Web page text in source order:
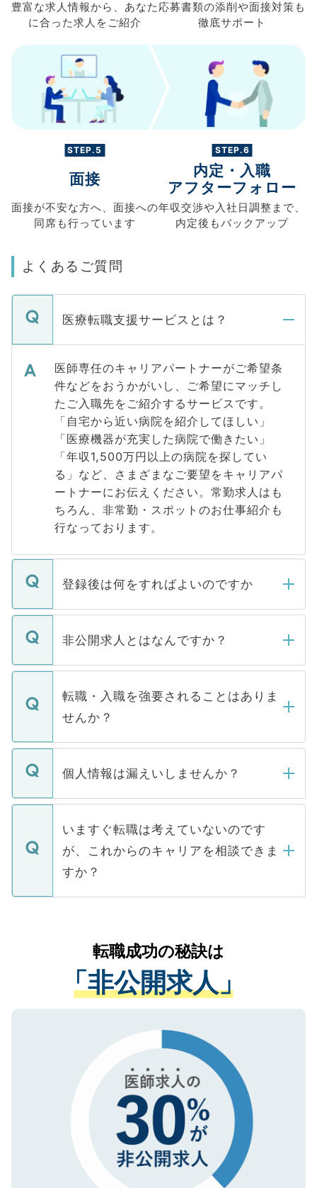
豊富な求人情報から、 あなた
に合った求人を ご紹介
応募書類の添削や面接対策も
徹底サポート
STEP.5
面接
面接が不安な方へ、 面接への
同席も行っています
STEP.6
内定・入職
アフターフォロー
年収交渉や入社日調整まで、
内定後もバックアップ
よくあるご質問
医療転職支援サービスとは？
医師専任のキャリアパートナーがご希望条
件などをおうかがいし、ご希望にマッチし
たご入職先をご紹介するサービスです。
「自宅から近い病院を紹介してほしい」
「医療機器が充実した病院で働きたい」
「年収1,500万円以上の病院を探してい
る」など、さまざまなご要望をキャリアパ
ートナーにお伝えください。常勤求人はも
ちろん、非常勤・スポットのお仕事紹介も
行なっております。
登録後は何をすればよいのですか
ご登録いただきましたら、弊社担当者がご
登録内容を確認し、その後メールもしくは
ます。通常、5営業日以内にはご連絡をせて
いただきますので、しばらくお待ちくださ
い。
非公開求人とはなんですか？
マイナビDOCTORで取り扱っている求人の
うち約3割は、Webサイトからご覧いただ
けない「非公開求人」です。非公開求人は
下記の理由によって、一般には公開してい
ません。
■応募殺到を避けるため 人気のある医療機
関を公にしてしまうと、応募が殺到する場
に、医療機関が求める条件に合った人材の
みを人材紹介会社に依頼するケースが増え
ています。
転職・入職を強要されることはありま
せんか？
転職・入職を強要することは一切ありませ
ん。また、仮に応募先から内定をいただい
定を承諾する必要はありません。内定先へ
の辞退の連絡はキャリアパートナーが行い
ますので、ご安心ください。
個人情報は漏えいしませんか？
個人情報が漏えいすることはありませんの
で、ご安心ください。当サイトからの登録
などで収集したご登録者様の個人情報は、
ご本人のキャリアアップおよび転職活動の
支援を目的に使用いたします。お預かりし
ているすべての個人データはご本人の許可
は、個人情報の取り扱いについての厳密な
管理基準を満たした事業者のみに付与され
る、プライバシーマークを取得済みです。
ご登録いただいた個人情報は、SSL（デー
で、機密保持に関してもご安心ください。
いますぐ転職は考えていないのです
が、これからのキャリアを相談できま
すか？
かがいして、現在の医療機関の状況や紹介
経験をまじえながら、適切なアドバイスを
させていただきます。すぐにご転職をされ
ない方には、長期的なサポートが可能です
ので、まずはご登録ください。
転職成功の秘訣は
「非公開求人」